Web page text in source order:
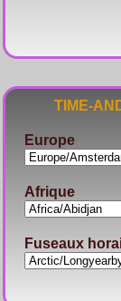
TIME-
Europe
Afrique
Fuseaux